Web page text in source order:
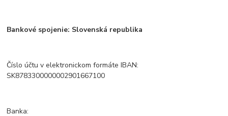
Bankové spojenie: Slovenská republika
Číslo účtu v elektronickom formáte IBAN:
SK8783300000002901667100
Banka: